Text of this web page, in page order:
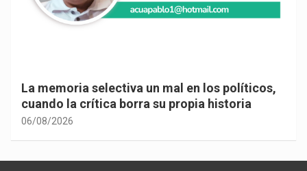
La memoria selectiva un mal en los políticos,
cuando la crítica borra su propia historia
06/08/2026